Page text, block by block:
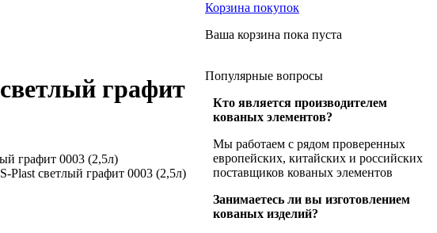
графит
графит 0003 (2,5л)
Plast светлый графит 0003 (2,5л)
Корзина покупок
Ваша корзина пока пуста
Популярные вопросы
Кто является производителем
кованых элементов?
Мы работаем с рядом проверенных
европейских, китайских и российских
поставщиков кованых элементов
Занимаетесь ли вы изготовлением
кованых изделий?